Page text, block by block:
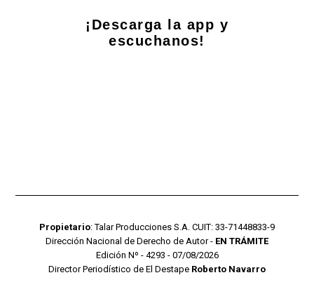
¡Descarga la app y
escuchanos!
Propietario: Talar Producciones S.A. CUIT: 33-71448833-9
Dirección Nacional de Derecho de Autor - EN TRÁMITE
Edición Nº - 4293 - 07/08/2026
Director Periodístico de El Destape Roberto Navarro